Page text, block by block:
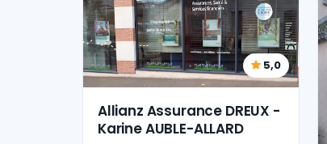
5,0
Allianz Assurance DREUX -
Karine AUBLE-ALLARD